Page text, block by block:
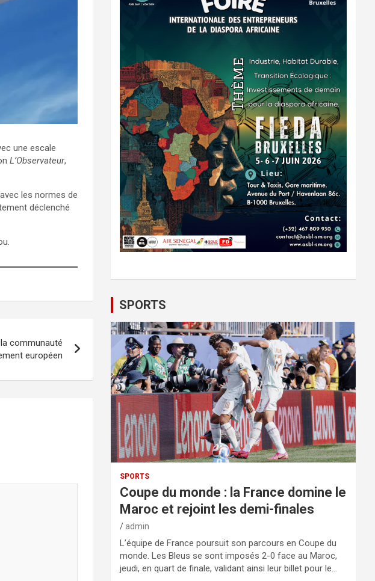
une escale
L’Observateur,
les normes de
déclenché
communauté
européen
SPORTS
SPORTS
Coupe du monde : la France domine le
Maroc et rejoint les demi-finales
admin
L’équipe de France poursuit son parcours en Coupe du
monde. Les Bleus se sont imposés 2-0 face au Maroc,
jeudi, en quart de finale, validant ainsi leur billet pour le…